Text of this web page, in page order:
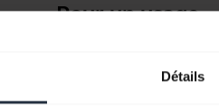
Détails
Pour un usage
Micro-casques et
pour les appels, la musique